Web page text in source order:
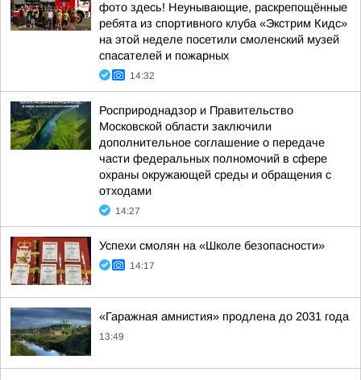
фото здесь! Неунывающие, раскрепощённые
ребята из спортивного клуба «Экстрим Кидс»
на этой неделе посетили смоленский музей
спасателей и пожарных
14:32
Росприроднадзор и Правительство
Московской области заключили
дополнительное соглашение о передаче
части федеральных полномочий в сфере
охраны окружающей среды и обращения с
отходами
14:27
Успехи смолян на «Школе безопасности»
14:17
«Гаражная амнистия» продлена до 2031 года
13:49